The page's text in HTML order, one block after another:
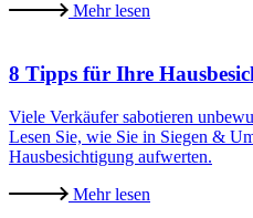
Mehr lesen
8 Tipps für Ihre
Viele Verkäufer sabotieren
Lesen Sie, wie Sie in Siegen &
Hausbesichtigung aufwerten.
Mehr lesen